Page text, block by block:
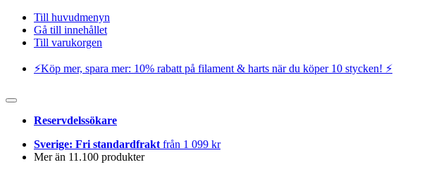
Till huvudmenyn
Gå till innehållet
Till varukorgen
⚡️Köp mer, spara mer: 10% rabatt på filament & harts när du köper 10 stycken! ⚡️
Reservdelssökare
Sverige: Fri standardfrakt från 1 099 kr
Mer än 11.100 produkter